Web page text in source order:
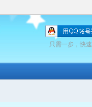
只需一步，快